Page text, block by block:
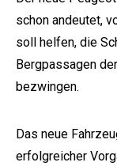
schon andeutet,
soll helfen, die
Bergpassagen
bezwingen.
Das neue
erfolgreicher